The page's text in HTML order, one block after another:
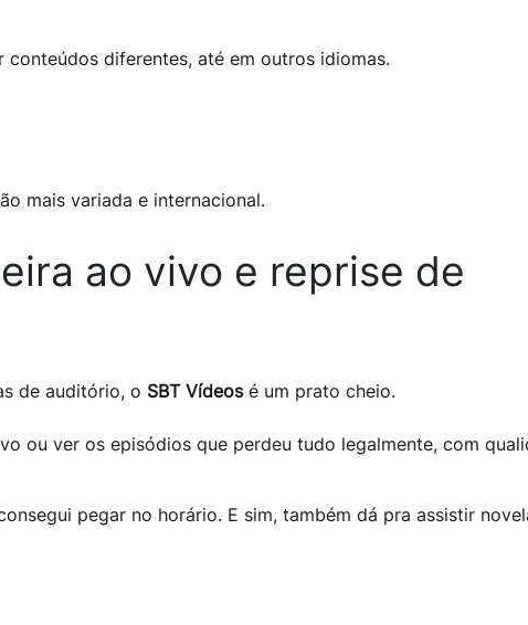
diferentes, até em outros idiomas.
mais variada e internacional.
ao vivo e reprise de
de auditório, o SBT Vídeosé um prato cheio.
ou ver os episódios que perdeu tudo legalmente, com
pegar no horário. E sim, também dá pra assistir